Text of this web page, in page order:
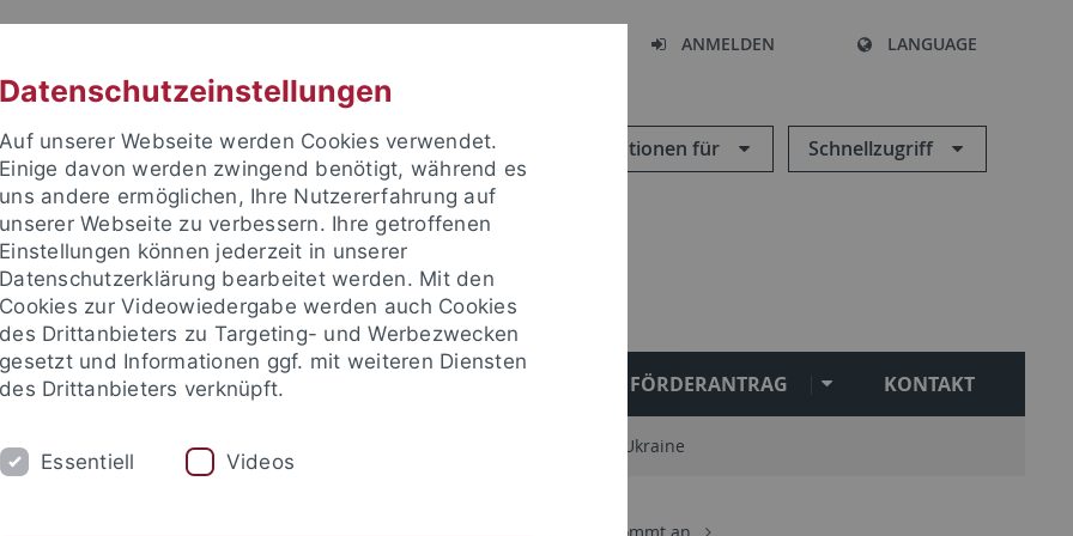
ANMELDEN LANGUAGE
Informationen für Schnellzugriff
ANGEBOTE FÖRDERANTRAG KONTAKT
an Deutschlandstipendium Solidarität mit der Ukraine
Ihr Engagement kommt an
Datenschutzeinstellungen
Auf unserer Webseite werden Cookies verwendet.
Einige davon werden zwingend benötigt, während es
uns andere ermöglichen, Ihre Nutzererfahrung auf
unserer Webseite zu verbessern. Ihre getroffenen
Einstellungen können jederzeit in unserer
Datenschutzerklärung bearbeitet werden. Mit den
Cookies zur Videowiedergabe werden auch Cookies
des Drittanbieters zu Targeting- und Werbezwecken
gesetzt und Informationen ggf. mit weiteren Diensten
des Drittanbieters verknüpft.
Essentiell Videos